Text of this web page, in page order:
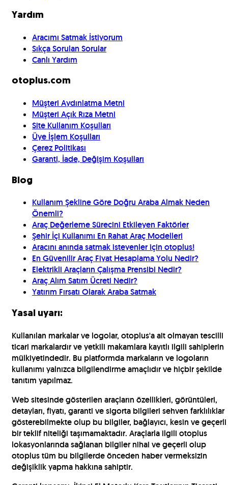
Yardım
Aracımı Satmak İstiyorum
Sıkça Sorulan Sorular
Canlı Yardım
otoplus.com
Müşteri Aydınlatma Metni
Müşteri Açık Rıza Metni
Site Kullanım Koşulları
Üye İşlem Koşulları
Çerez Politikası
Garanti, İade, Değişim Koşulları
Blog
Kullanım Şekline Göre Doğru Araba Almak Neden
Önemli?
Araç Değerleme Sürecini Etkileyen Faktörler
Şehir İçi Kullanımı En Rahat Araç Modelleri
Aracını anında satmak isteyenler için otoplus!
En Güvenilir Araç Fiyat Hesaplama Yolu Nedir?
Elektrikli Araçların Çalışma Prensibi Nedir?
Araç Alım Satım Ücreti Nedir?
Yatırım Fırsatı Olarak Araba Satmak
Yasal uyarı:
Kullanılan markalar ve logolar, otoplus'a ait olmayan tescilli
ticari markalardır ve yetkili makamlara kayıtlı ilgili sahiplerin
mülkiyetindedir. Bu platformda markaların ve logoların
kullanımı yalnızca bilgilendirme amaçlıdır ve hiçbir şekilde
tanıtım yapılmaz.
Web sitesinde gösterilen araçların özellikleri, görüntüleri,
detayları, fiyatı, garanti ve sigorta bilgileri sehven farklılıklar
gösterebilmekte olup bu bilgiler, bağlayıcı, kesin ve geçerli
bir teklif niteliği taşımamaktadır. Araçlarla ilgili otoplus
lokasyonlarında sağlanan bilgiler nihai ve geçerli olup
otoplus tüm bu bilgilerde önceden haber vermeksizin
değişiklik yapma hakkına sahiptir.